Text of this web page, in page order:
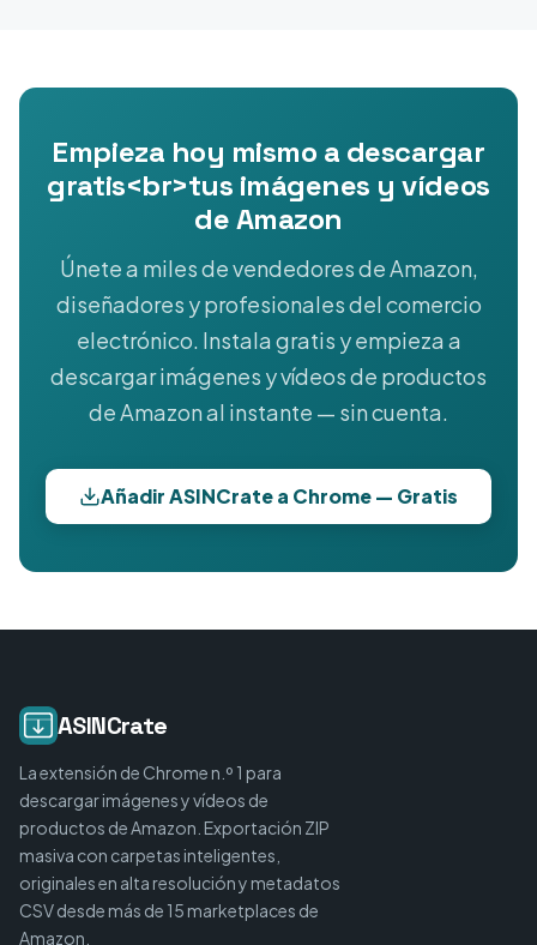
Empieza hoy mismo a descargar
gratis<br>tus imágenes y vídeos
de Amazon
Únete a miles de vendedores de Amazon,
diseñadores y profesionales del comercio
electrónico. Instala gratis y empieza a
descargar imágenes y vídeos de productos
de Amazon al instante — sin cuenta.
Añadir ASINCrate a Chrome — Gratis
ASINCrate
La extensión de Chrome n.º 1 para
descargar imágenes y vídeos de
productos de Amazon. Exportación ZIP
masiva con carpetas inteligentes,
originales en alta resolución y metadatos
CSV desde más de 15 marketplaces de
Amazon.